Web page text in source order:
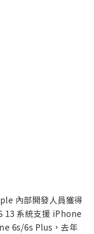
內部開發人員獲得
13 系統支援 iPhone
6s/6s Plus，去年